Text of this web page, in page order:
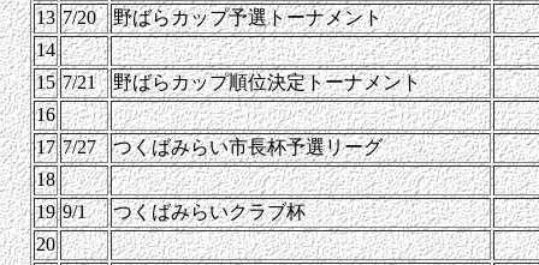
13 7/20
野ばらカップ予選トーナメント
14
15 7/21
野ばらカップ順位決定トーナメント
16
17 7/27
つくばみらい市長杯予選リーグ
18
19 9/1
つくばみらいクラブ杯
20